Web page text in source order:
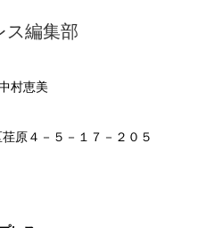
ス編集部
村恵美
原４－５－１７－２０５